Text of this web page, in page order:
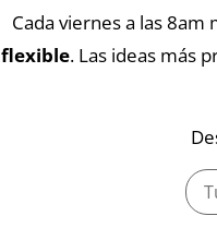
Cada viernes a las
flexible. Las ideas más